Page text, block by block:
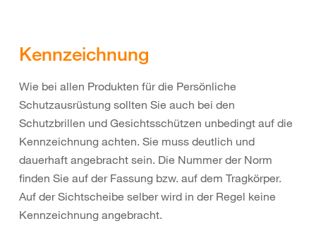
Kennzeichnung
Wie bei allen Produkten für die Persönliche
Schutzausrüstung sollten Sie auch bei den
Schutzbrillen und Gesichtsschützen unbedingt auf die
Kennzeichnung achten. Sie muss deutlich und
dauerhaft angebracht sein. Die Nummer der Norm
finden Sie auf der Fassung bzw. auf dem Tragkörper.
Auf der Sichtscheibe selber wird in der Regel keine
Kennzeichnung angebracht.